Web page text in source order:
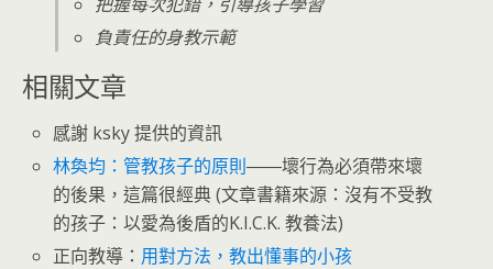
負責任的身教示範
相關文章
感謝 ksky 提供的資訊
林奐均：管教孩子的原則――壞行為必須帶來壞
的後果，這篇很經典 (文章書籍來源：沒有不受教
的孩子：以愛為後盾的K.I.C.K. 教養法)
正向教導： 用對方法，教出懂事的小孩